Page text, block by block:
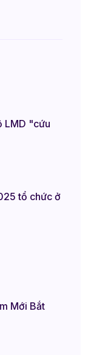
LMD "cứu
tổ chức ở
Mới Bắt